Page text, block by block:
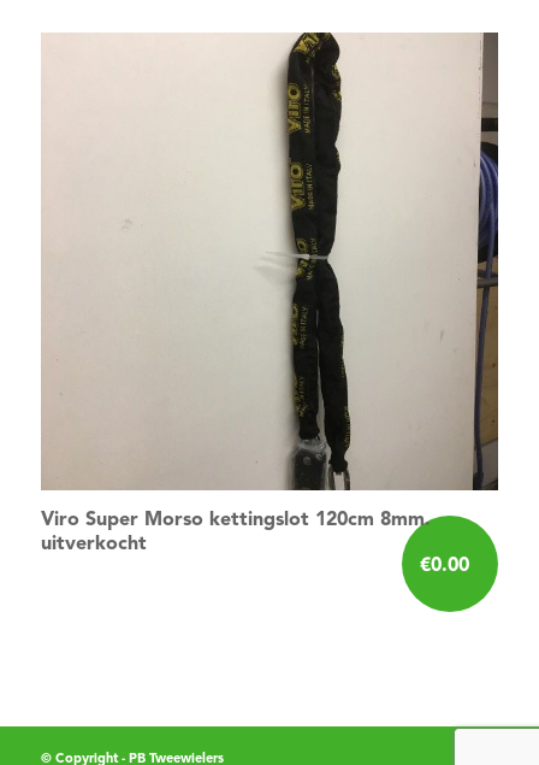
Viro Super Morso kettingslot 120cm 8mm.
uitverkocht
€0.00
© Copyright - PB Tweewielers